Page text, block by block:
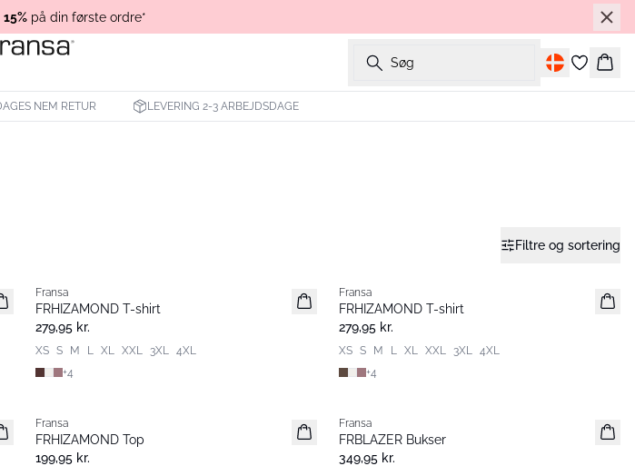
15%på din første ordre*
Søg
Kurv
NEM RETUR LEVERING 2-3 ARBEJDSDAGE
Filtre og sortering
Nyhed
Fransa
FRHIZAMOND T-shirt
279,95 kr.
XS S M L XL XXL 3XL 4XL
+4
Nyhed
Fransa
FRHIZAMOND T-shirt
279,95 kr.
XS S M L XL XXL 3XL 4XL
+4
Nyhed
Fransa
FRHIZAMOND Top
199,95 kr.
Nyhed
Fransa
FRBLAZER Bukser
349,95 kr.